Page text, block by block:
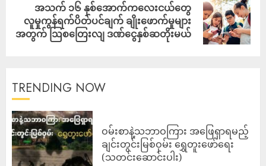
အသက် ၁၆ နှစ်အောက်ကလေးငယ်တွေ
လူမှုကွန်ရက်ပိတ်ပင်ချက် ချိုးဖောက်မှုများ
အတွက် ဩစတြေးလျ ဒဏ်ငွေနှစ်ဆတိုးမယ်
TRENDING NOW
ဝမ်းစာနဲ့သဘာဝကြား အဖြေရှာရမည့်
ချင်းတွင်းမြစ်ဝှမ်း ရွှေတူးဖော်ရေး
(သတင်းဆောင်းပါး)